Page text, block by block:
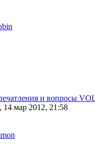
и вопросы
14 мар 2012, 21:58